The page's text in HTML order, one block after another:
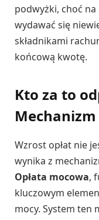
podwyżki, choć
wydawać się
składnikami
końcową kwotę.
Kto za to
Wzrost opłat nie
wynika z
Opłata mocowa,
kluczowym
mocy. System ten